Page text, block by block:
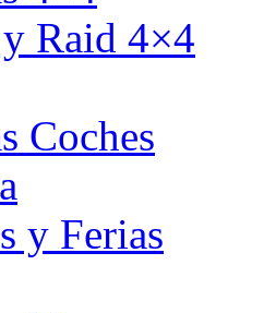
Raid 4×4
Coches
y Ferias